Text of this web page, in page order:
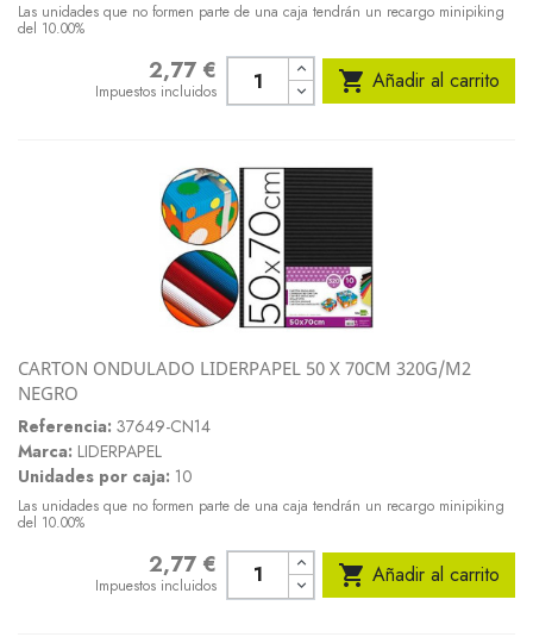
Las unidades que no formen parte de una caja tendrán un recargo minipiking
del 10.00%
2,77 €
Impuestos incluidos  Añadir al carrito
CARTON ONDULADO LIDERPAPEL 50 X 70CM 320G/M2
NEGRO
Referencia: 37649-CN14
Marca: LIDERPAPEL
Unidades por caja: 10
Las unidades que no formen parte de una caja tendrán un recargo minipiking
del 10.00%
2,77 €
Impuestos incluidos  Añadir al carrito